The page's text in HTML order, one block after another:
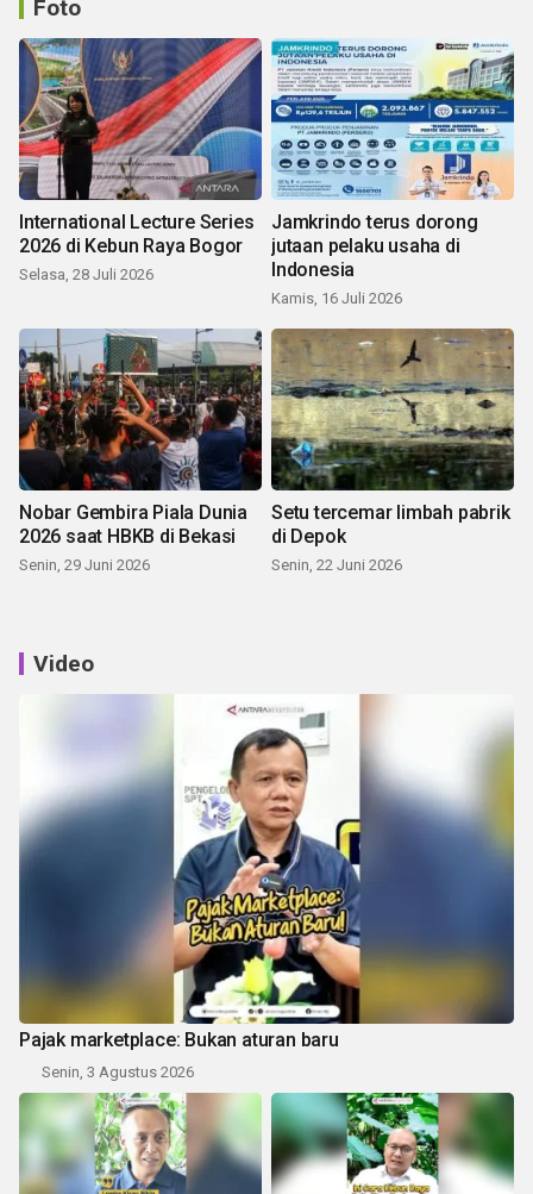
Foto
International Lecture Series
2026 di Kebun Raya Bogor
Selasa, 28 Juli 2026
Jamkrindo terus dorong
jutaan pelaku usaha di
Indonesia
Kamis, 16 Juli 2026
Nobar Gembira Piala Dunia
2026 saat HBKB di Bekasi
Senin, 29 Juni 2026
Setu tercemar limbah pabrik
di Depok
Senin, 22 Juni 2026
Video
Pajak marketplace: Bukan aturan baru
Senin, 3 Agustus 2026